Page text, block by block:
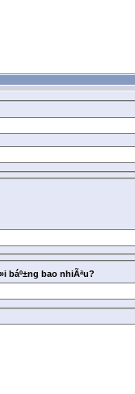
báº±ng bao nhiÃªu?